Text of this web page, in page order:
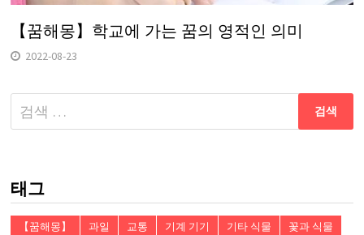
【꿈해몽】학교에 가는 꿈의 영적인 의미
2022-08-23
다
음
태그
【꿈해몽】 과일 교통 기계 기기 기타 식물
꽃과 식물